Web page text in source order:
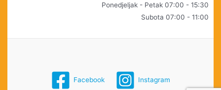
Ponedjeljak - Petak 07:00 - 15:30
Subota 07:00 - 11:00
Facebook Instagram